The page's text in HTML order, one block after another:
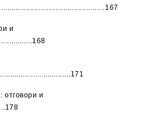
и
отговори и